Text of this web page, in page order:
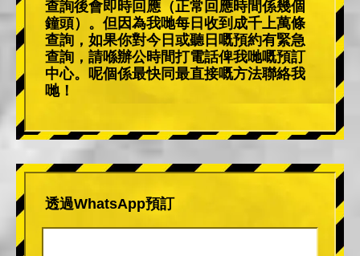
查詢後會即時回應（正常回應時間係幾個
鐘頭）。但因為我哋每日收到成千上萬條
查詢，如果你對今日或聽日嘅預約有緊急
查詢，請喺辦公時間打電話俾我哋嘅預訂
中心。呢個係最快同最直接嘅方法聯絡我
哋！
透過WhatsApp預訂